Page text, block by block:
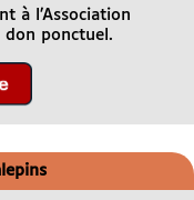
à l’Association
don ponctuel.